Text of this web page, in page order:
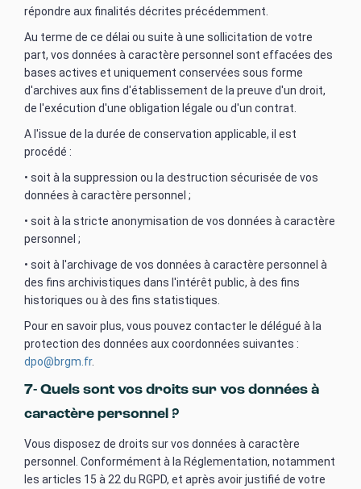
répondre aux finalités décrites précédemment.
Au terme de ce délai ou suite à une sollicitation de votre
part, vos données à caractère personnel sont effacées des
bases actives et uniquement conservées sous forme
d'archives aux fins d'établissement de la preuve d'un droit,
de l'exécution d'une obligation légale ou d'un contrat.
A l'issue de la durée de conservation applicable, il est
procédé :
• soit à la suppression ou la destruction sécurisée de vos
données à caractère personnel ;
• soit à la stricte anonymisation de vos données à caractère
personnel ;
• soit à l'archivage de vos données à caractère personnel à
des fins archivistiques dans l'intérêt public, à des fins
historiques ou à des fins statistiques.
Pour en savoir plus, vous pouvez contacter le délégué à la
protection des données aux coordonnées suivantes :
dpo@brgm.fr.
7- Quels sont vos droits sur vos données à
caractère personnel ?
Vous disposez de droits sur vos données à caractère
personnel. Conformément à la Réglementation, notamment
les articles 15 à 22 du RGPD, et après avoir justifié de votre